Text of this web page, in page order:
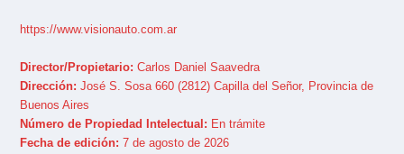
https://www.visionauto.com.ar
Director/Propietario: Carlos Daniel Saavedra
Dirección: José S. Sosa 660 (2812) Capilla del Señor, Provincia de
Buenos Aires
Número de Propiedad Intelectual: En trámite
Fecha de edición: 7 de agosto de 2026